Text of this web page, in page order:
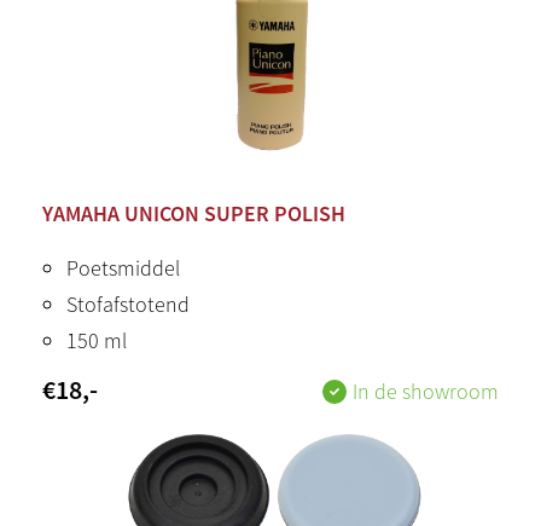
YAMAHA UNICON SUPER POLISH
Poetsmiddel
Stofafstotend
150 ml
€18,- In de showroom